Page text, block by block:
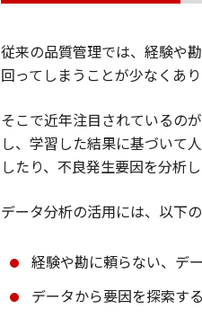
従来の品質管理では、経験や
回ってしまうことが少なくあり
そこで近年注目されているの
し、学習した結果に基づいて
したり、不良発生要因を分析し
データ分析の活用には、以下
経験や勘に頼らない、デ
データから要因を探索す